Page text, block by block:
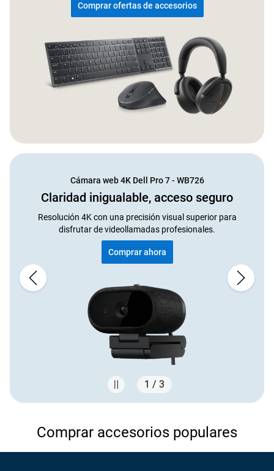
Comprar ofertas de accesorios
Cámara web 4K Dell Pro 7 - WB726
Claridad inigualable, acceso seguro
Resolución 4K con una precisión visual superior para
disfrutar de videollamadas profesionales.
Comprar ahora
1 / 3
Comprar accesorios populares